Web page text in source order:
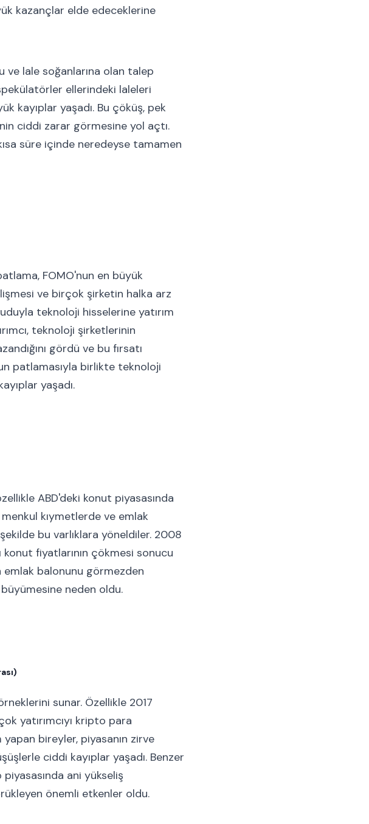
kazançlar elde edeceklerine
lale soğanlarına olan talep
ellerindeki laleleri
kayıplar yaşadı. Bu çöküş, pek
ciddi zarar görmesine yol açtı.
süre içinde neredeyse tamamen
FOMO'nun en büyük
ve birçok şirketin halka arz
teknoloji hisselerine yatırım
teknoloji şirketlerinin
gördü ve bu fırsatı
patlamasıyla birlikte teknoloji
yaşadı.
ABD'deki konut piyasasında
kıymetlerde ve emlak
bu varlıklara yöneldiler. 2008
konut fiyatlarının çökmesi sonucu
emlak balonunu görmezden
neden oldu.
sunar. Özellikle 2017
yatırımcıyı kripto para
bireyler, piyasanın zirve
ciddi kayıplar yaşadı. Benzer
ani yükseliş
önemli etkenler oldu.